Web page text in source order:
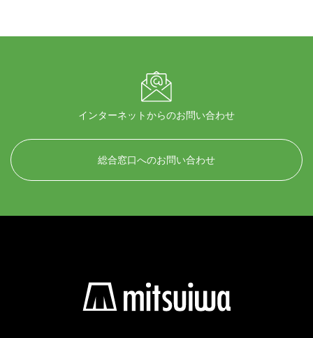
インターネットからのお問い合わせ
総合窓口へのお問い合わせ